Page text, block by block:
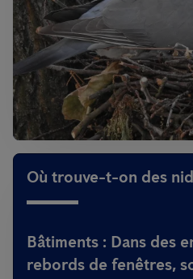
Où trouve-t-on des
Bâtiments : Dans des
rebords de fenêtres,